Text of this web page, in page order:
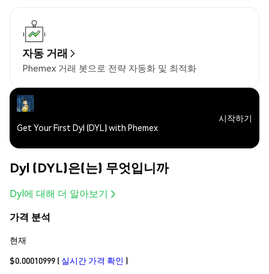
자동 거래
Phemex 거래 봇으로 전략 자동화 및 최적화
Get Your First Dyl (DYL) with Phemex
시작하기
Dyl (DYL)은(는) 무엇입니까
Dyl에 대해 더 알아보기
가격 분석
현재
$0.00010999 ( 실시간 가격 확인 )